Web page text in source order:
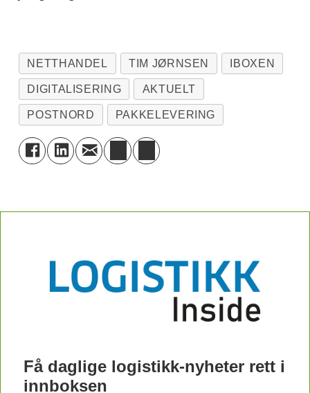
NETTHANDEL TIM JØRNSEN IBOXEN
DIGITALISERING AKTUELT
POSTNORD PAKKELEVERING
Få daglige logistikk-nyheter rett i
innboksen